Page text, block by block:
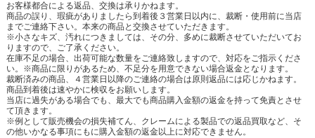
お客様都合による返品、交換は承りかねます。
商品の誤り、瑕疵がありましたら到着後３営業日以内に、裁断・使用前に当店
までご連絡下さい。本来の商品と交換させていただきます。
※小さなキズ、汚れにつきましては、その分、多めに裁断させていただいてお
りますので、ご了承ください。
在庫不足の場合、出荷可能な数量をご連絡致しますので、対応をご指示くださ
い。※商品に限りがあるため、不足分を用意できない場合返金となります。
裁断済みの商品、４営業日以降のご連絡の場合は原則返品には応じかねます。
商品到着後は速やかに検収をお願いします。
当店に過失がある場合でも、最大でも商品購入金額の返金を持って免責とさせ
て頂きます。
※例として販売機会の損失補てん、クレームによる製品での返品買取など、そ
の他いかなる事項にもに購入金額の返金以上に対応できません。